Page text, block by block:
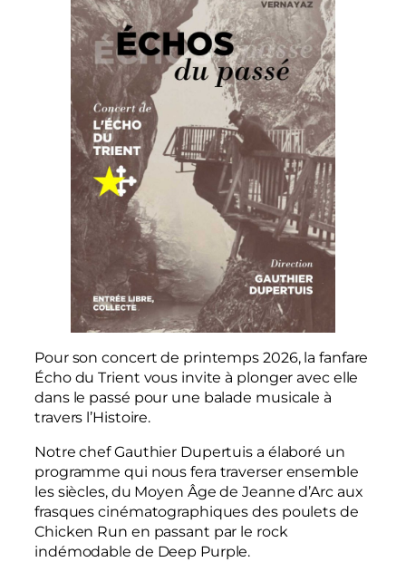
Pour son concert de printemps 2026, la fanfare
Écho du Trient vous invite à plonger avec elle
dans le passé pour une balade musicale à
travers l’Histoire.
Notre chef Gauthier Dupertuis a élaboré un
programme qui nous fera traverser ensemble
les siècles, du Moyen Âge de Jeanne d’Arc aux
frasques cinématographiques des poulets de
Chicken Run en passant par le rock
indémodable de Deep Purple.